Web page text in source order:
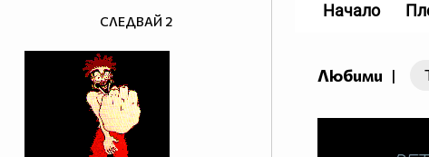
СЛЕДВАЙ 2
Любими |
Начало